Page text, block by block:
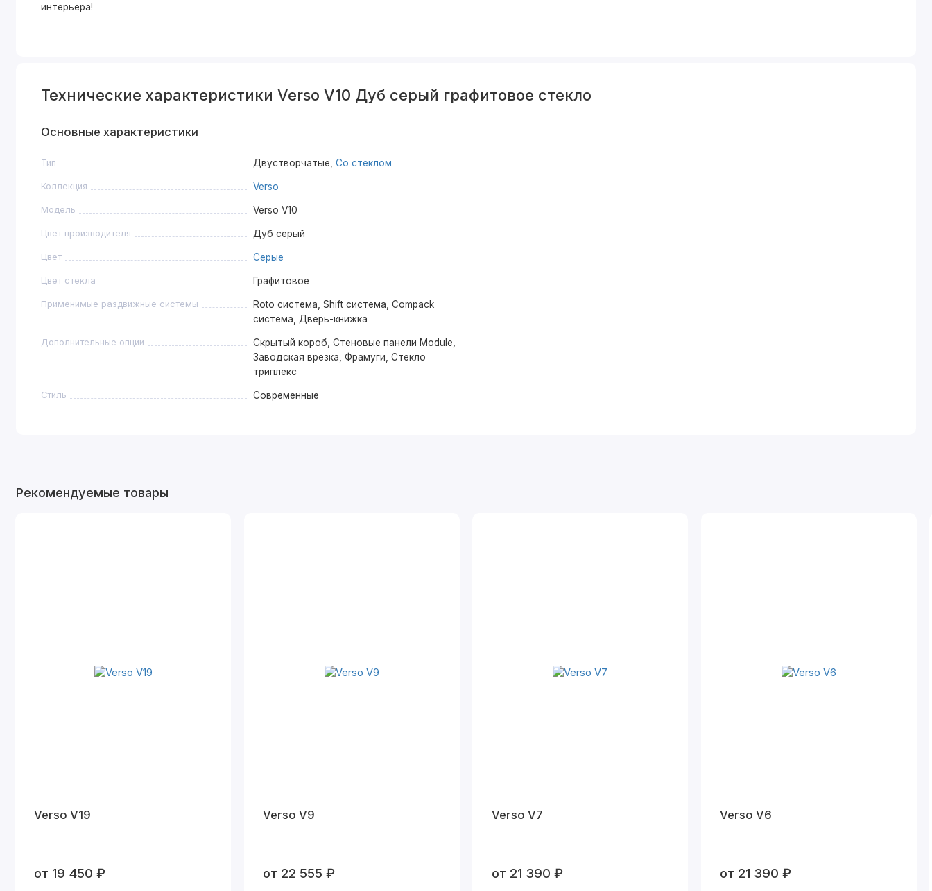
интерьера!
Технические характеристики Verso V10 Дуб серый графитовое стекло
Основные характеристики
Тип Двустворчатые, Со стеклом
Коллекция Verso
Модель Verso V10
Цвет производителя Дуб серый
Цвет Серые
Цвет стекла Графитовое
Применимые раздвижные системы
Roto система, Shift система, Compack
система, Дверь-книжка
Дополнительные опции
Скрытый короб, Стеновые панели Module,
Заводская врезка, Фрамуги, Стекло
триплекс
Стиль Современные
Рекомендуемые товары
Verso V19
от 19 450 ₽
Verso V9
от 22 555 ₽
Verso V7
от 21 390 ₽
Verso V6
от 21 390 ₽